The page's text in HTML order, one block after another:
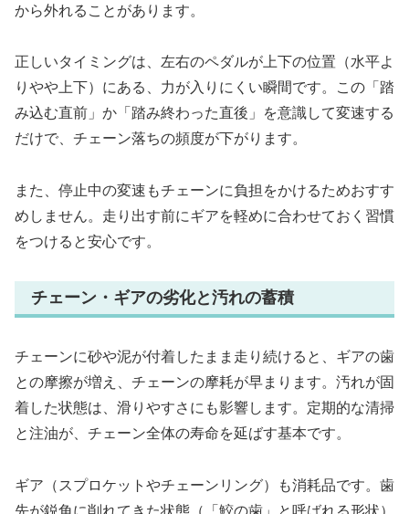
から外れることがあります。
正しいタイミングは、左右のペダルが上下の位置（水平よ
りやや上下）にある、力が入りにくい瞬間です。この「踏
み込む直前」か「踏み終わった直後」を意識して変速する
だけで、チェーン落ちの頻度が下がります。
また、停止中の変速もチェーンに負担をかけるためおすす
めしません。走り出す前にギアを軽めに合わせておく習慣
をつけると安心です。
チェーン・ギアの劣化と汚れの蓄積
チェーンに砂や泥が付着したまま走り続けると、ギアの歯
との摩擦が増え、チェーンの摩耗が早まります。汚れが固
着した状態は、滑りやすさにも影響します。定期的な清掃
と注油が、チェーン全体の寿命を延ばす基本です。
ギア（スプロケットやチェーンリング）も消耗品です。歯